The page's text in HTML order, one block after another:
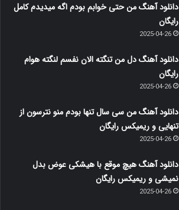
دانلود آهنگ من حتی خوابم بودم اگه میدیدم کامل
رایگان
2025-04-26
دانلود آهنگ دل من تنگته الان نفسم لنگته هوام
رایگان
2025-04-26
دانلود آهنگ من سی سال تنها بودم منو نترسون از
تنهایی و ریمیکس رایگان
2025-04-26
دانلود آهنگ هیچ موقع با هیشکی عوض بدل
نمیشی و ریمیکس رایگان
2025-04-26